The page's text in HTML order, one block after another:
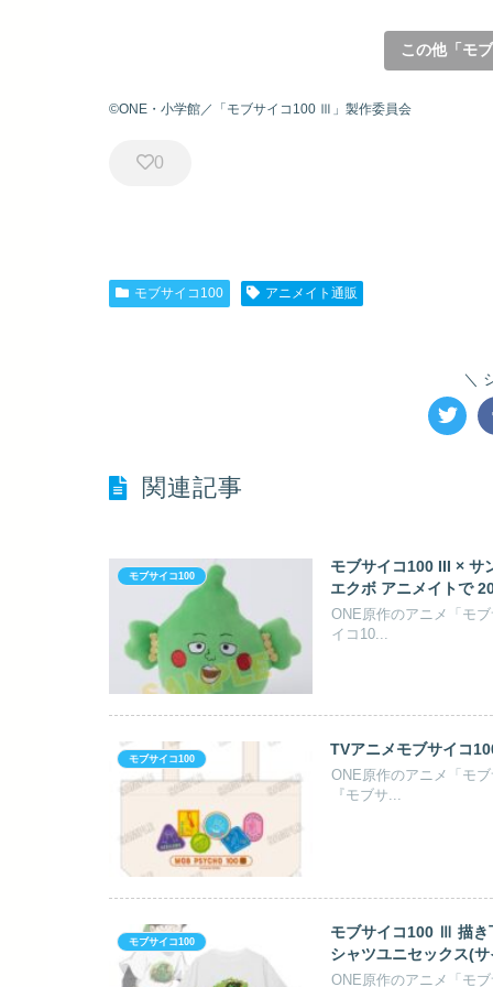
この他「モ
©ONE・小学館／「モブサイコ100 Ⅲ」製作委員会
0
モブサイコ100 アニメイト通販
関連記事
モブサイコ100
モブサイコ100 III × サ
エクボ アニメイトで
ONE原作のアニメ「モ
イコ10...
モブサイコ100
TVアニメモブサイコ
ONE原作のアニメ「モ
『モブサ...
モブサイコ100
モブサイコ100 Ⅲ 描き
シャツユニセックス(
ONE原作のアニメ「モ